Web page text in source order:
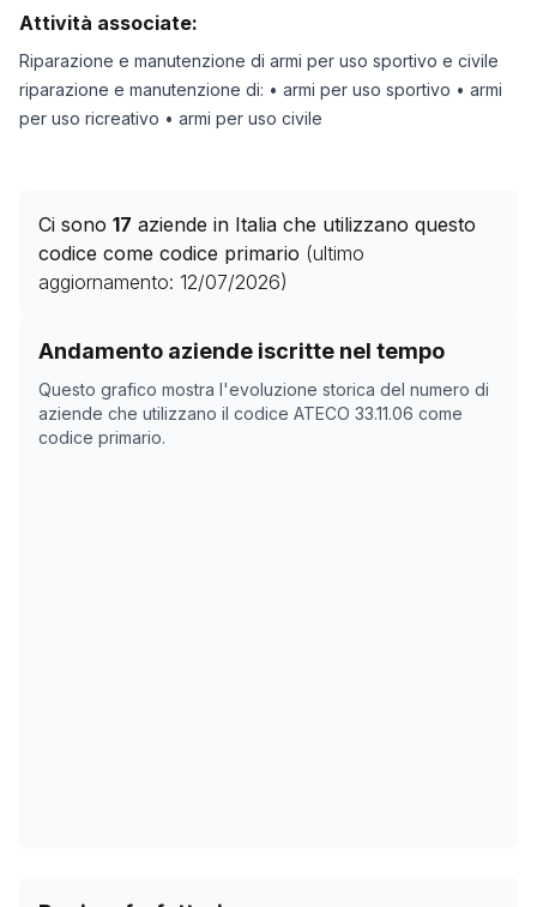
Attività associate:
Riparazione e manutenzione di armi per uso sportivo e civile
riparazione e manutenzione di: • armi per uso sportivo • armi
per uso ricreativo • armi per uso civile
Ci sono 17 aziende in Italia che utilizzano questo
codice come codice primario (ultimo
aggiornamento: 12/07/2026)
Andamento aziende iscritte nel tempo
Questo grafico mostra l'evoluzione storica del numero di
aziende che utilizzano il codice ATECO 33.11.06 come
codice primario.
Storico numero di aziende con codice ATECO
Data rilevazione
01/05/2025
74
30/10/2025